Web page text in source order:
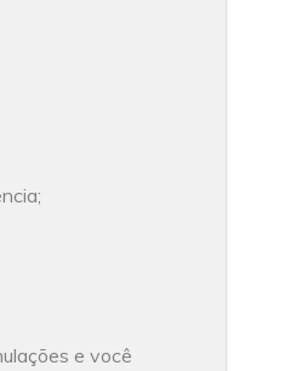
e você